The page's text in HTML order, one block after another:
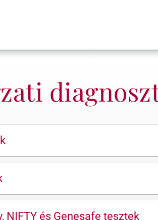
NIFTY és Genesafe tesztek